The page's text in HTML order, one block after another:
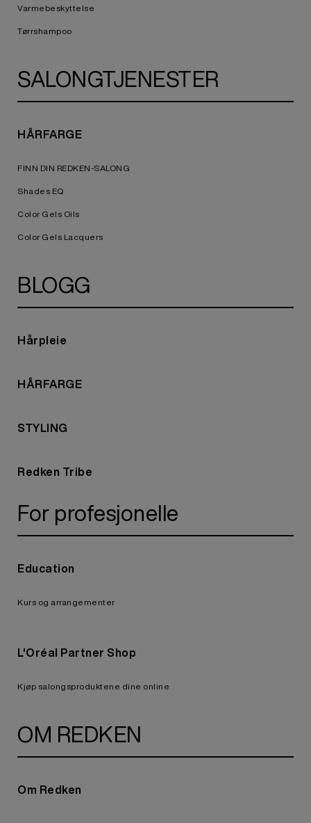
Varmebeskyttelse
Tørrshampoo
SALONGTJENESTER
HÅRFARGE
FINN DIN REDKEN-SALONG
Shades EQ
Color Gels Oils
Color Gels Lacquers
BLOGG
Hårpleie
HÅRFARGE
STYLING
Redken Tribe
For profesjonelle
Education
Kurs og arrangementer
L'Oréal Partner Shop
Kjøp salongsproduktene dine online
OM REDKEN
Om Redken